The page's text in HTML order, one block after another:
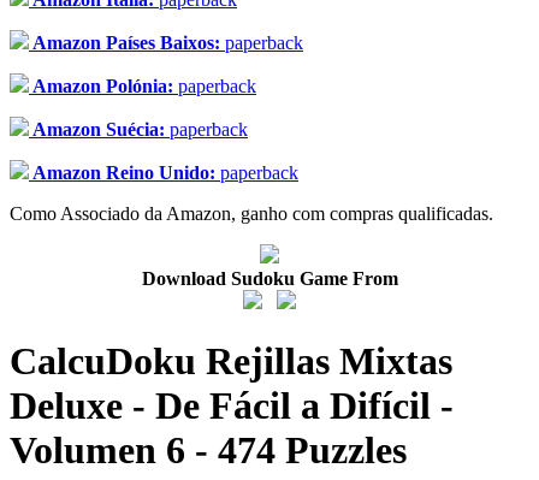
Amazon Países Baixos: paperback
Amazon Polónia: paperback
Amazon Suécia: paperback
Amazon Reino Unido: paperback
Como Associado da Amazon, ganho com compras qualificadas.
Download Sudoku Game From
CalcuDoku Rejillas Mixtas
Deluxe - De Fácil a Difícil -
Volumen 6 - 474 Puzzles